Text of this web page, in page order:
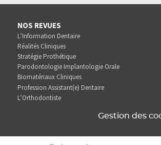
NOS REVUES
L’Information Dentaire
Réalités Cliniques
Stratégie Prothétique
Parodontologie Implantologie Orale
Biomatériaux Cliniques
Profession Assistant(e) Dentaire
L’Orthodontiste
Gestion des